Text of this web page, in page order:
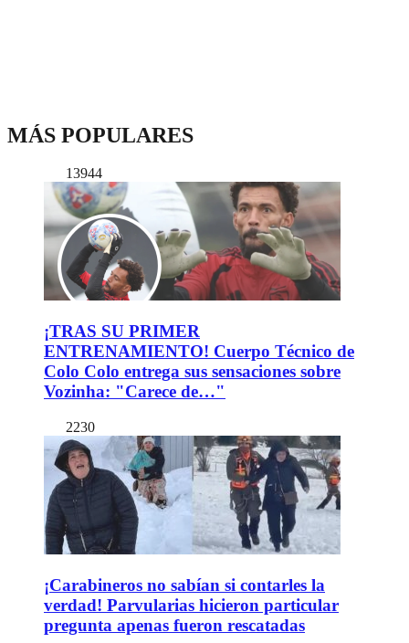
MÁS POPULARES
13944
¡TRAS SU PRIMER
ENTRENAMIENTO! Cuerpo Técnico de
Colo Colo entrega sus sensaciones sobre
Vozinha: "Carece de…"
2230
¡Carabineros no sabían si contarles la
verdad! Parvularias hicieron particular
pregunta apenas fueron rescatadas